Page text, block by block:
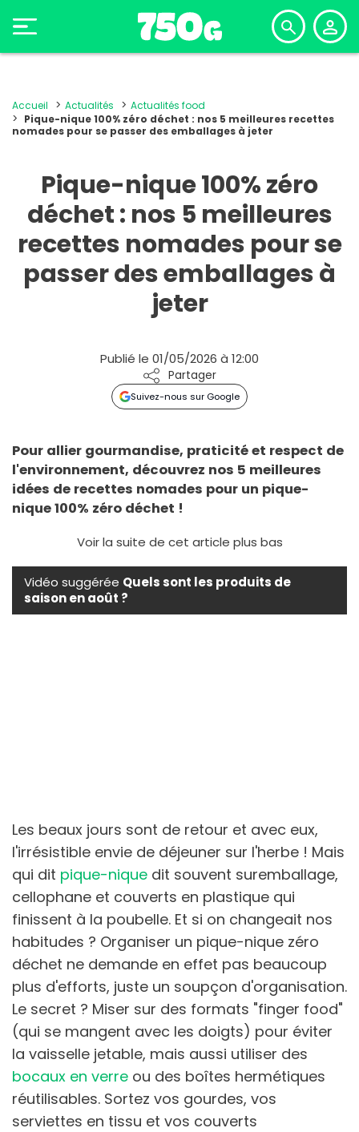
Accueil Actualités
Actualités food
Pique-nique 100% zéro déchet : nos 5 meilleures recettes
nomades pour se passer des emballages à jeter
Pique-nique 100% zéro
déchet : nos 5 meilleures
recettes nomades pour se
passer des emballages à
jeter
Publié le 01/05/2026 à 12:00
Partager
Suivez-nous sur Google
Pour allier gourmandise, praticité et respect de
l'environnement, découvrez nos 5 meilleures
idées de recettes nomades pour un pique-
nique 100% zéro déchet !
Voir la suite de cet article plus bas
Vidéo suggérée Quels sont les produits de
saison en août ?
Les beaux jours sont de retour et avec eux,
l'irrésistible envie de déjeuner sur l'herbe ! Mais
qui dit pique-nique dit souvent suremballage,
cellophane et couverts en plastique qui
finissent à la poubelle. Et si on changeait nos
habitudes ? Organiser un pique-nique zéro
déchet ne demande en effet pas beaucoup
plus d'efforts, juste un soupçon d'organisation.
Le secret ? Miser sur des formats "finger food"
(qui se mangent avec les doigts) pour éviter
la vaisselle jetable, mais aussi utiliser des
bocaux en verre ou des boîtes hermétiques
réutilisables. Sortez vos gourdes, vos
serviettes en tissu et vos couverts